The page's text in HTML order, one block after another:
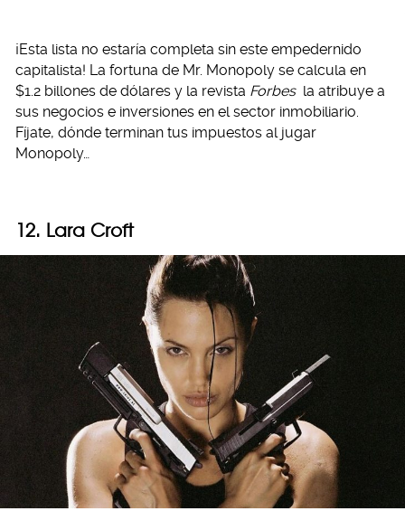
¡Esta lista no estaría completa sin este empedernido
capitalista! La fortuna de Mr. Monopoly se calcula en
$1.2 billones de dólares y la revista Forbes la atribuye a
sus negocios e inversiones en el sector inmobiliario.
Fíjate, dónde terminan tus impuestos al jugar
Monopoly…
12. Lara Croft